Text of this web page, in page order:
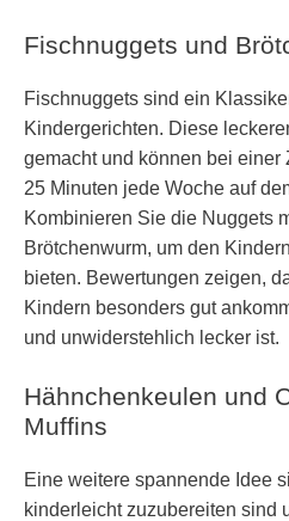
Fischnuggets und
Fischnuggets sind ein
Kindergerichten. Diese
gemacht und können bei einer
25 Minuten jede Woche auf
Kombinieren Sie die Nuggets
Brötchenwurm, um den
bieten. Bewertungen zeigen,
Kindern besonders gut
und unwiderstehlich lecker ist.
Hähnchenkeulen und
Muffins
Eine weitere spannende Idee
kinderleicht zuzubereiten sind